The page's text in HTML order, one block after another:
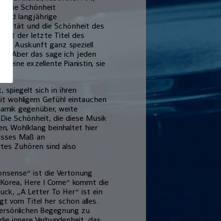
die Schönheit
und langjährige
und die Schönheit des
der letzte Titel des
Auskunft ganz speziell
„Aber das sage ich jeden
eine exzellente Pianistin, sie
spiegelt sich in ihren
wohligem Gefühl eintauchen
gegenüber, weite
Schönheit, die diese Musik
Wohlklang beinhaltet hier
Maß an
Zuhören sind also
ist die Vertonung
Here I Come“ kommt die
„A Letter To Her“ ist ein
vom Titel her schon alles.
Begegnung zu